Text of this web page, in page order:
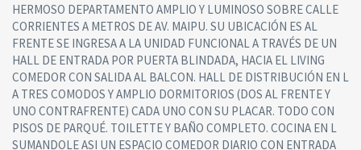
HERMOSO DEPARTAMENTO AMPLIO Y LUMINOSO SOBRE CALLE
CORRIENTES A METROS DE AV. MAIPU. SU UBICACIÓN ES AL
FRENTE SE INGRESA A LA UNIDAD FUNCIONAL A TRAVÉS DE UN
HALL DE ENTRADA POR PUERTA BLINDADA, HACIA EL LIVING
COMEDOR CON SALIDA AL BALCON. HALL DE DISTRIBUCIÓN EN L
A TRES COMODOS Y AMPLIO DORMITORIOS (DOS AL FRENTE Y
UNO CONTRAFRENTE) CADA UNO CON SU PLACAR. TODO CON
PISOS DE PARQUÉ. TOILETTE Y BAÑO COMPLETO. COCINA EN L
SUMANDOLE ASI UN ESPACIO COMEDOR DIARIO CON ENTRADA